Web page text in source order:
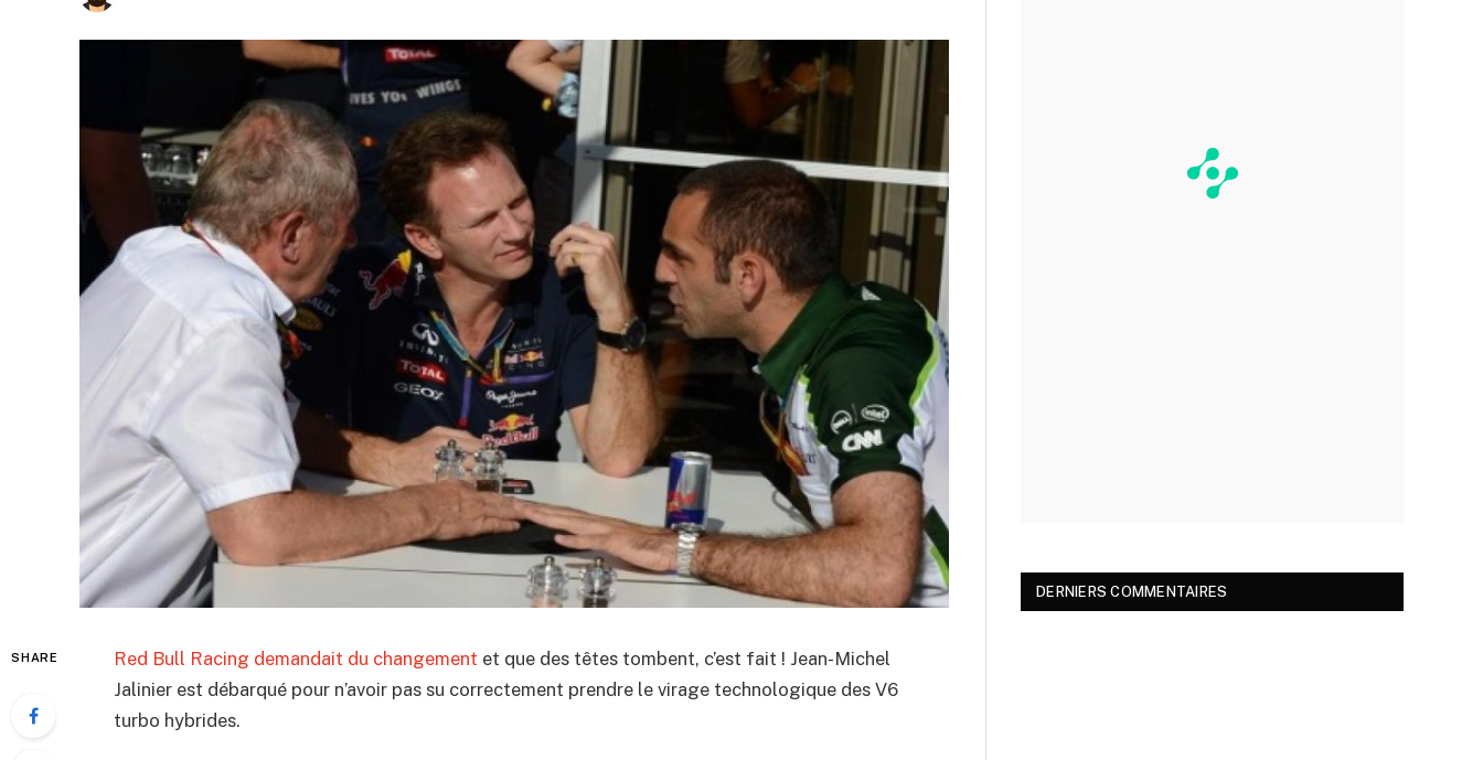
SHARE Red Bull Racing demandait du changement et que des têtes tombent, c’est fait ! Jean-Michel
Jalinier est débarqué pour n’avoir pas su correctement prendre le virage technologique des V6
turbo hybrides.
DERNIERS COMMENTAIRES